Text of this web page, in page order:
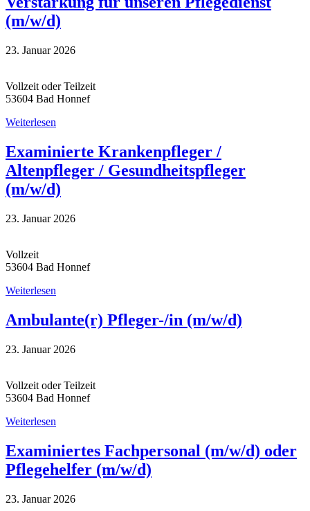
(m/w/d)
23. Januar 2026
Vollzeit oder Teilzeit
53604 Bad Honnef
Weiterlesen
Examinierte Krankenpfleger /
Altenpfleger / Gesundheitspfleger
(m/w/d)
23. Januar 2026
Vollzeit
53604 Bad Honnef
Weiterlesen
Ambulante(r) Pfleger-/in (m/w/d)
23. Januar 2026
Vollzeit oder Teilzeit
53604 Bad Honnef
Weiterlesen
Examiniertes Fachpersonal (m/w/d) oder
Pflegehelfer (m/w/d)
23. Januar 2026